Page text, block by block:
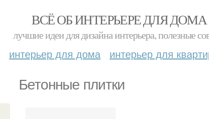
ВСЁ ОБ ИНТЕРЬЕРЕ ДЛЯ
лучшие идеи для дизайна интерьера, полезные
интерьер для дома интерьер для
Бетонные плитки